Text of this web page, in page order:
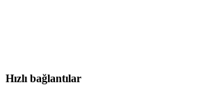
Hızlı bağlantılar